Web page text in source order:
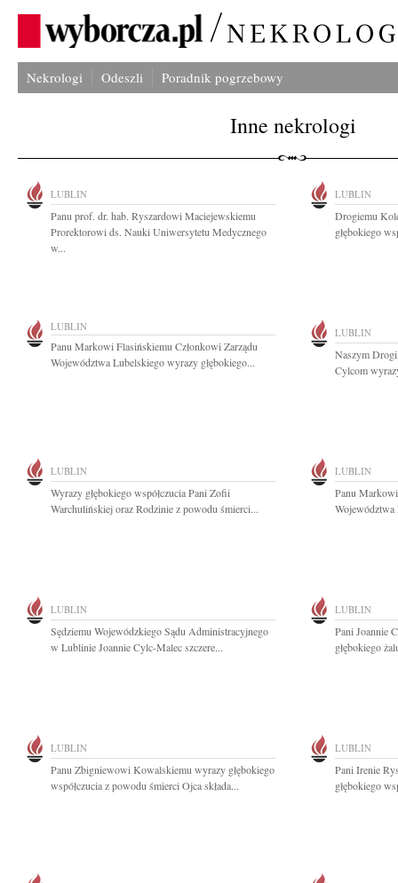
Nekrologi Odeszli Poradnik pogrzebowy
Inne nekrologi
LUBLIN
Panu prof. dr. hab. Ryszardowi Maciejewskiemu
Prorektorowi ds. Nauki Uniwersytetu Medycznego
w...
LUBLIN
Drogiemu
głębokiego
LUBLIN
Panu Markowi Flasińskiemu Członkowi Zarządu
Województwa Lubelskiego wyrazy głębokiego...
LUBLIN
Naszym
Cylcom
LUBLIN
Wyrazy głębokiego współczucia Pani Zofii
Warchulińskiej oraz Rodzinie z powodu śmierci...
LUBLIN
Panu
Województwa
LUBLIN
Sędziemu Wojewódzkiego Sądu Administracyjnego
w Lublinie Joannie Cylc-Malec szczere...
LUBLIN
Pani Joannie
głębokiego
LUBLIN
Panu Zbigniewowi Kowalskiemu wyrazy głębokiego
współczucia z powodu śmierci Ojca składa...
LUBLIN
Pani Irenie
głębokiego